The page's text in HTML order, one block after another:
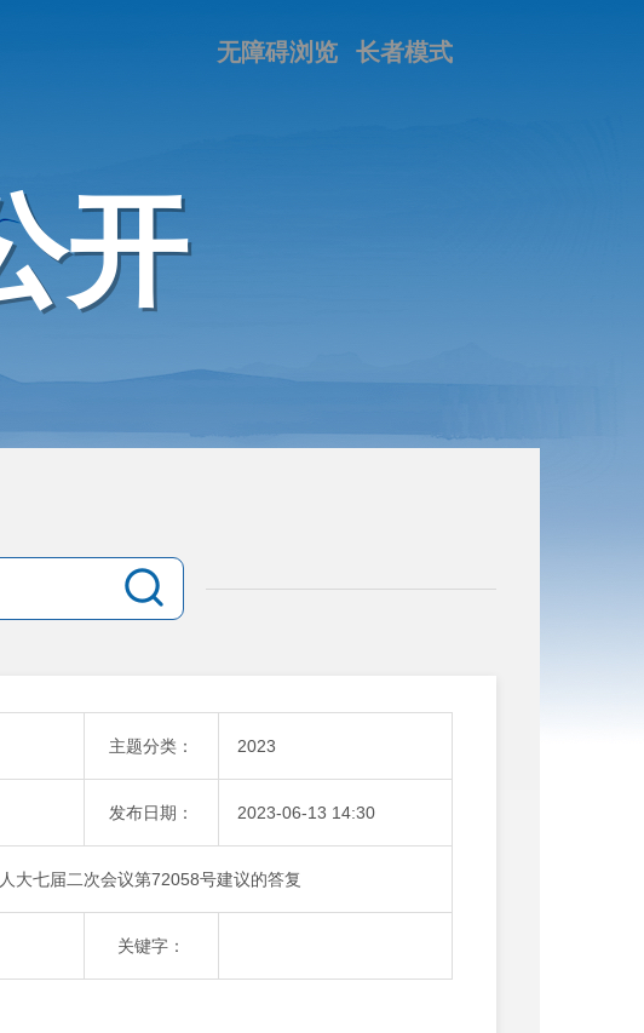
长者模式
无障碍浏览
开
主题分类： 2023
发布日期： 2023-06-13 14:30
大七届二次会议第72058号建议的答复
关键字：